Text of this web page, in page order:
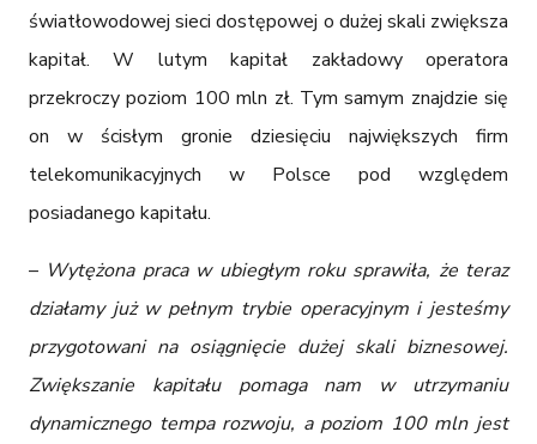
światłowodowej sieci dostępowej o dużej skali zwiększa
kapitał. W lutym kapitał zakładowy operatora
przekroczy poziom 100 mln zł. Tym samym znajdzie się
on w ścisłym gronie dziesięciu największych firm
telekomunikacyjnych w Polsce pod względem
posiadanego kapitału.
– Wytężona praca w ubiegłym roku sprawiła, że teraz
działamy już w pełnym trybie operacyjnym i jesteśmy
przygotowani na osiągnięcie dużej skali biznesowej.
Zwiększanie kapitału pomaga nam w utrzymaniu
dynamicznego tempa rozwoju, a poziom 100 mln jest